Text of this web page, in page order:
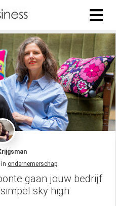
in ondernemerschap
gaan jouw bedrijf
sky high